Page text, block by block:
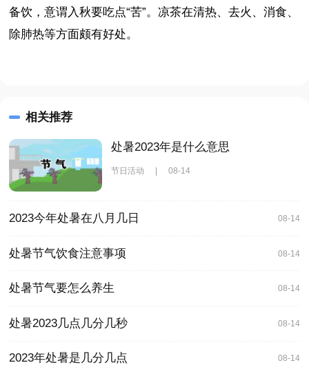
备饮，意谓入秋要吃点“苦”。凉茶在清热、去火、消食、
除肺热等方面颇有好处。
相关推荐
处暑2023年是什么意思
节日活动 | 08-14
2023今年处暑在八月几日 08-14
处暑节气饮食注意事项 08-14
处暑节气要怎么养生 08-14
处暑2023几点几分几秒 08-14
2023年处暑是几分几点 08-14